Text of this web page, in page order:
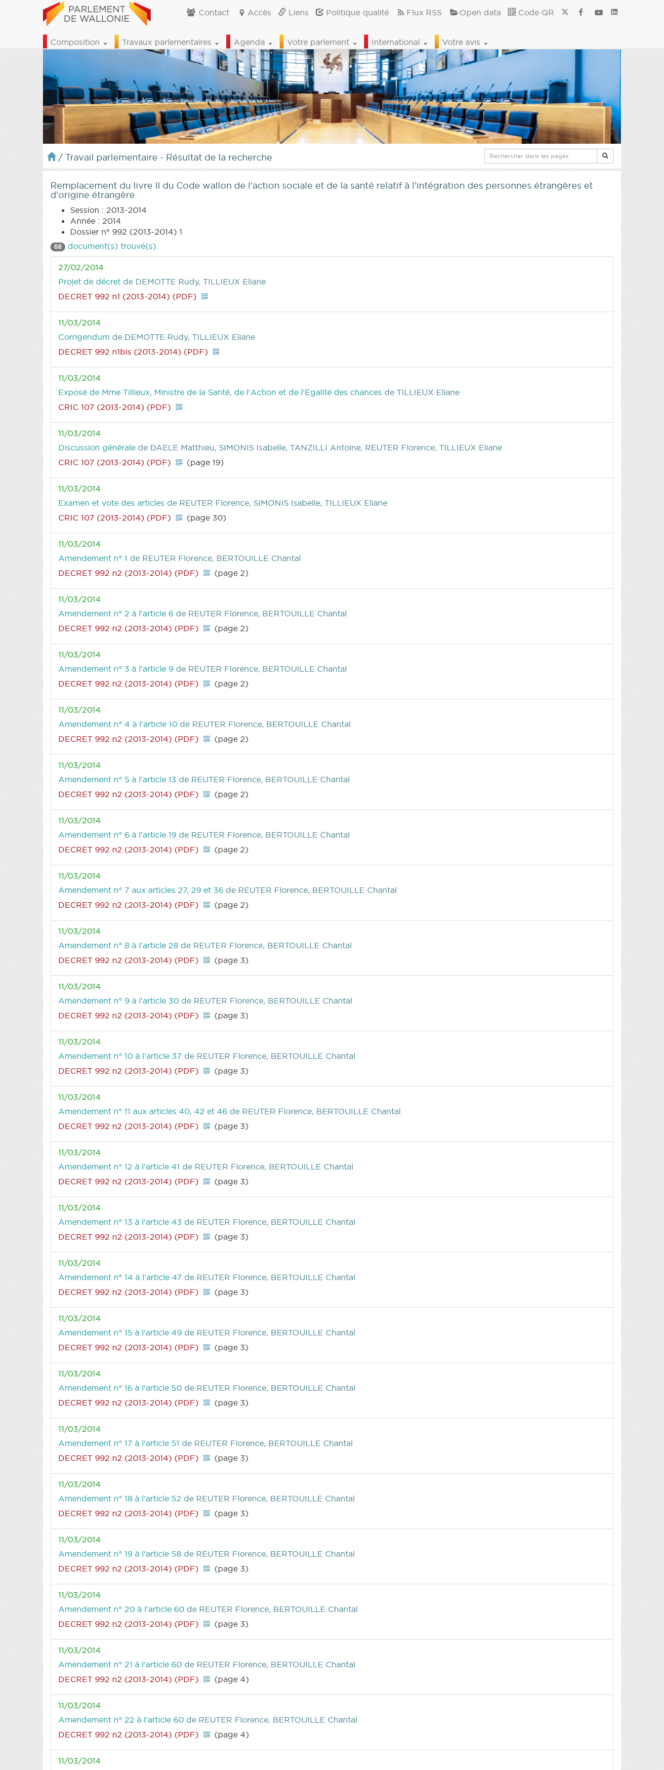
Contact Accès Liens Politique qualité Flux RSS Open data Code QR
Composition Travaux parlementaires Agenda Votre parlement International Votre avis
/ Travail parlementaire - Résultat de la recherche
Remplacement du livre II du Code wallon de l'action sociale et de la santé relatif à l'intégration des personnes étrangères et
d'origine étrangère
Session : 2013-2014
Année : 2014
Dossier n° 992 (2013-2014) 1
68 document(s) trouvé(s).
27/02/2014
Projet de décret de DEMOTTE Rudy, TILLIEUX Eliane
DECRET 992 n1 (2013-2014) (PDF)
11/03/2014
Corrigendum de DEMOTTE Rudy, TILLIEUX Eliane
DECRET 992 n1bis (2013-2014) (PDF)
11/03/2014
Exposé de Mme Tillieux, Ministre de la Santé, de l'Action et de l'Egalité des chances de TILLIEUX Eliane
CRIC 107 (2013-2014) (PDF)
11/03/2014
Discussion générale de DAELE Matthieu, SIMONIS Isabelle, TANZILLI Antoine, REUTER Florence, TILLIEUX Eliane
CRIC 107 (2013-2014) (PDF)
(page 19)
11/03/2014
Examen et vote des articles de REUTER Florence, SIMONIS Isabelle, TILLIEUX Eliane
CRIC 107 (2013-2014) (PDF)
(page 30)
11/03/2014
Amendement n° 1 de REUTER Florence, BERTOUILLE Chantal
DECRET 992 n2 (2013-2014) (PDF)
(page 2)
11/03/2014
Amendement n° 2 à l'article 6 de REUTER Florence, BERTOUILLE Chantal
DECRET 992 n2 (2013-2014) (PDF)
(page 2)
11/03/2014
Amendement n° 3 à l'article 9 de REUTER Florence, BERTOUILLE Chantal
DECRET 992 n2 (2013-2014) (PDF)
(page 2)
11/03/2014
Amendement n° 4 à l'article 10 de REUTER Florence, BERTOUILLE Chantal
DECRET 992 n2 (2013-2014) (PDF)
(page 2)
11/03/2014
Amendement n° 5 à l'article 13 de REUTER Florence, BERTOUILLE Chantal
DECRET 992 n2 (2013-2014) (PDF)
(page 2)
11/03/2014
Amendement n° 6 à l'article 19 de REUTER Florence, BERTOUILLE Chantal
DECRET 992 n2 (2013-2014) (PDF)
(page 2)
11/03/2014
Amendement n° 7 aux articles 27, 29 et 36 de REUTER Florence, BERTOUILLE Chantal
DECRET 992 n2 (2013-2014) (PDF)
(page 2)
11/03/2014
Amendement n° 8 à l'article 28 de REUTER Florence, BERTOUILLE Chantal
DECRET 992 n2 (2013-2014) (PDF)
(page 3)
11/03/2014
Amendement n° 9 à l'article 30 de REUTER Florence, BERTOUILLE Chantal
DECRET 992 n2 (2013-2014) (PDF)
(page 3)
11/03/2014
Amendement n° 10 à l'article 37 de REUTER Florence, BERTOUILLE Chantal
DECRET 992 n2 (2013-2014) (PDF)
(page 3)
11/03/2014
Amendement n° 11 aux articles 40, 42 et 46 de REUTER Florence, BERTOUILLE Chantal
DECRET 992 n2 (2013-2014) (PDF)
(page 3)
11/03/2014
Amendement n° 12 à l'article 41 de REUTER Florence, BERTOUILLE Chantal
DECRET 992 n2 (2013-2014) (PDF)
(page 3)
11/03/2014
Amendement n° 13 à l'article 43 de REUTER Florence, BERTOUILLE Chantal
DECRET 992 n2 (2013-2014) (PDF)
(page 3)
11/03/2014
Amendement n° 14 à l'article 47 de REUTER Florence, BERTOUILLE Chantal
DECRET 992 n2 (2013-2014) (PDF)
(page 3)
11/03/2014
Amendement n° 15 à l'article 49 de REUTER Florence, BERTOUILLE Chantal
DECRET 992 n2 (2013-2014) (PDF)
(page 3)
11/03/2014
Amendement n° 16 à l'article 50 de REUTER Florence, BERTOUILLE Chantal
DECRET 992 n2 (2013-2014) (PDF)
(page 3)
11/03/2014
Amendement n° 17 à l'article 51 de REUTER Florence, BERTOUILLE Chantal
DECRET 992 n2 (2013-2014) (PDF)
(page 3)
11/03/2014
Amendement n° 18 à l'article 52 de REUTER Florence, BERTOUILLE Chantal
DECRET 992 n2 (2013-2014) (PDF)
(page 3)
11/03/2014
Amendement n° 19 à l'article 58 de REUTER Florence, BERTOUILLE Chantal
DECRET 992 n2 (2013-2014) (PDF)
(page 3)
11/03/2014
Amendement n° 20 à l'article 60 de REUTER Florence, BERTOUILLE Chantal
DECRET 992 n2 (2013-2014) (PDF)
(page 3)
11/03/2014
Amendement n° 21 à l'article 60 de REUTER Florence, BERTOUILLE Chantal
DECRET 992 n2 (2013-2014) (PDF)
(page 4)
11/03/2014
Amendement n° 22 à l'article 60 de REUTER Florence, BERTOUILLE Chantal
DECRET 992 n2 (2013-2014) (PDF)
(page 4)
11/03/2014